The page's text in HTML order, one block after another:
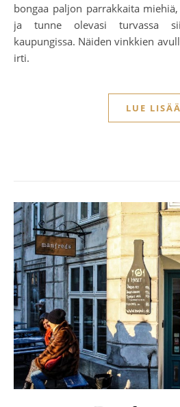
bongaa paljon parrakkaita
ja tunne olevasi turvassa
kaupungissa. Näiden vinkkien
irti.
LUE LISÄÄ